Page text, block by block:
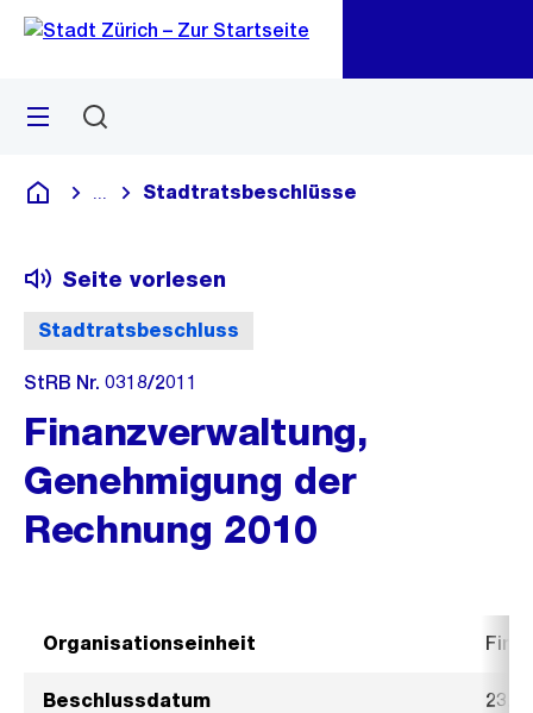
Navigation
Sprunglink
Menü
Deutsch
Blende alle Breadcrumbs ein
Stadtratsbeschlüsse
Stadtratsbeschluss
Seite vorlesen
StRB Nr. 0318/2011
Finanzverwaltung,
Genehmigung der
Rechnung 2010
Organisationseinheit
Beschlussdatum 23.